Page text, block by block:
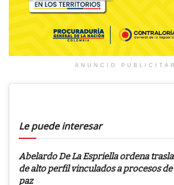
ANUNCIO
Le puede interesar
Abelardo De La Espriella ordena
de alto perfil vinculados a procesos
paz